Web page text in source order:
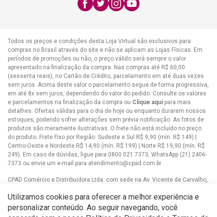
atendimento@cpad.com.br
Todos os preços e condições desta Loja Virtual são exclusivos para
compras no Brasil através do site e não se aplicam as Lojas Físicas. Em
períodos de promoções ou não, o preço válido será sempre o valor
apresentado na finalização da compra. Nas compras até R$ 60,00
(sessenta reais), no Cartão de Crédito, parcelamento em até duas vezes
sem juros. Acima deste valor o parcelamento segue de forma progressiva,
em até 8x sem juros, dependendo do valor do pedido. Consulte os valores
e parcelamentos na finalização da compra ou Clique aqui para mais
detalhes. Ofertas válidas para o dia de hoje ou enquanto durarem nossos
estoques, podendo sofrer alterações sem prévia notificação. As fotos de
produtos são meramente ilustrativas. O frete não está incluído no preço
do produto. Frete Fixo por Região: Sudeste e Sul R$ 9,90 (mín. R$ 149) |
Centro-Oeste e Nordeste R$ 14,90 (mín. R$ 199) | Norte R$ 19,90 (mín. R$
249). Em caso de dúvidas, ligue para 0800 021 7373, WhatsApp (21) 2406-
7373 ou envie um e-mail para atendimento@cpad.com.br
CPAD Comércio e Distribuidora Ltda. com sede na Av. Vicente de Carvalho,
Casa Publicadora das Assembleias de Deus com sede na Av. Brasil,
34.401 - Bangu - CEP 21852-002 - Rio de Janeiro - RJCNPJ
Utilizamos cookies para oferecer a melhor experiência e
personalizar conteúdo. Ao seguir navegando, você